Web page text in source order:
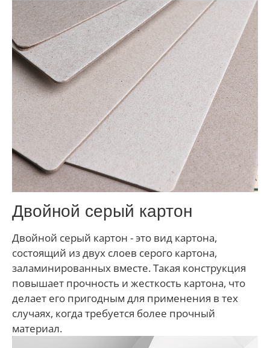
Двойной серый картон
Двойной серый картон - это вид картона,
состоящий из двух слоев серого картона,
заламинированных вместе. Такая конструкция
повышает прочность и жесткость картона, что
делает его пригодным для применения в тех
случаях, когда требуется более прочный
материал.